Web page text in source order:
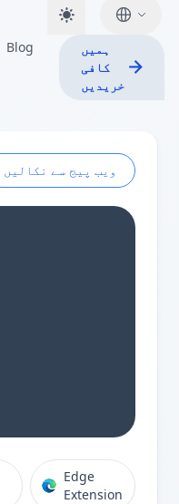
Blog
ہمیں
کافی
خریدیں
ویب پیج سے نکالیں
Edge
Extension